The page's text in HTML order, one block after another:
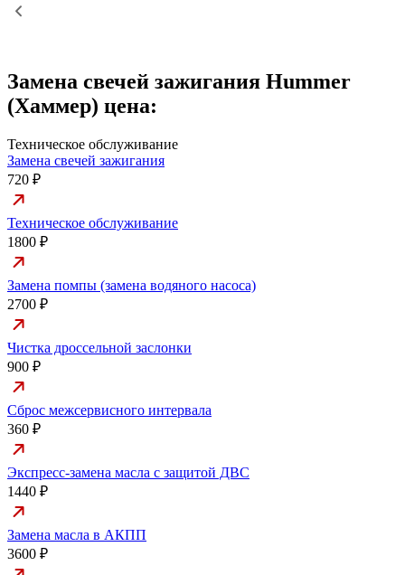
Замена свечей зажигания Hummer
(Хаммер) цена:
Техническое обслуживание
Замена свечей зажигания
720 ₽
Техническое обслуживание
1800 ₽
Замена помпы (замена водяного насоса)
2700 ₽
Чистка дроссельной заслонки
900 ₽
Сброс межсервисного интервала
360 ₽
Экспресс-замена масла с защитой ДВС
1440 ₽
Замена масла в АКПП
3600 ₽